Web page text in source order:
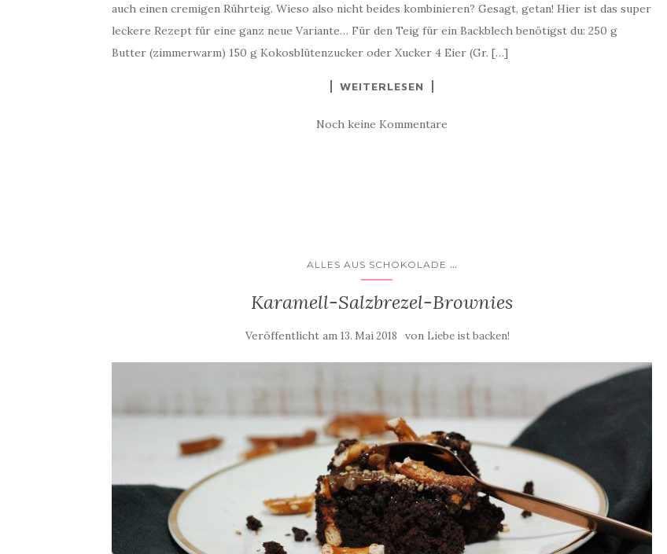
auch einen cremigen Rührteig. Wieso also nicht beides kombinieren? Gesagt, getan! Hier ist das super
leckere Rezept für eine ganz neue Variante… Für den Teig für ein Backblech benötigst du: 250 g
Butter (zimmerwarm) 150 g Kokosblütenzucker oder Xucker 4 Eier (Gr. […]
WEITERLESEN
Noch keine Kommentare
ALLES AUS SCHOKOLADE ...
Karamell-Salzbrezel-Brownies
Veröffentlicht am13. Mai 2018 von Liebe ist backen!